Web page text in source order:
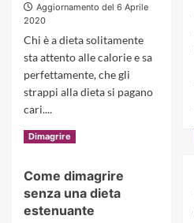
Aggiornamento del 6 Aprile
2020
Chi è a dieta solitamente
sta attento alle calorie e sa
perfettamente, che gli
strappi alla dieta si pagano
cari....
Scopri di più Read
more
Se
vuoi
trasgredire
Dimagrire
Come dimagrire
senza una dieta
estenuante